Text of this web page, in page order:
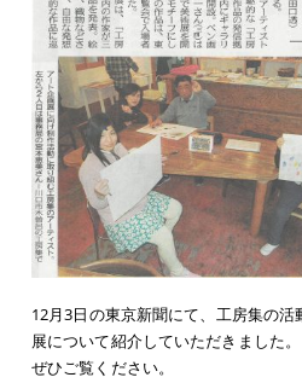
12月3日の東京新聞にて、工房集の
展について紹介していただきました。
ぜひご覧ください。